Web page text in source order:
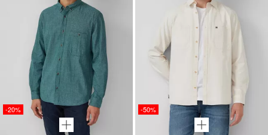
-20% -50%